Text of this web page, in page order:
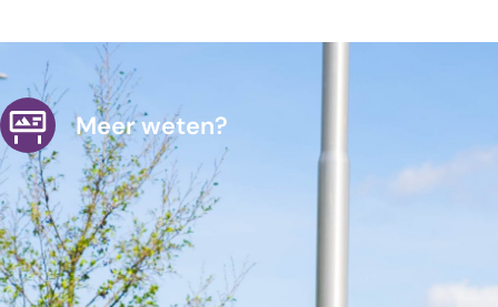
Meer weten?